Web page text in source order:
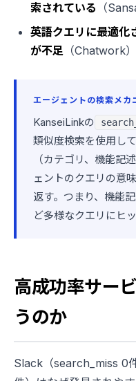
索されている （
英語クエリに最適化
が不足 （Chatwork）
エージェントの検索メカ
KanseiLinkの
類似度検索を使用し
（カテゴリ、機能記
ェントのクエリの意
返す。つまり、機能
ど多様なクエリにヒ
高成功率サー
うのか
Slack（search_miss 0